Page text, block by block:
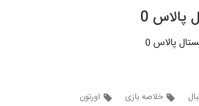
خلاصه بازی اورتون